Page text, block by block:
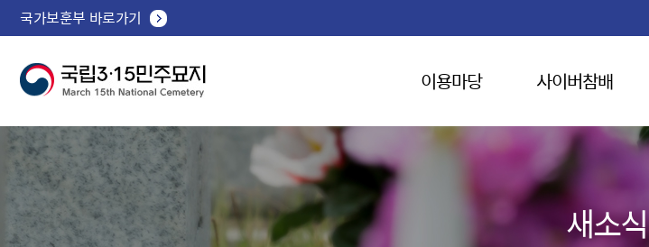
국가보훈부 바로가기
이용마당 사이버참배
새소식